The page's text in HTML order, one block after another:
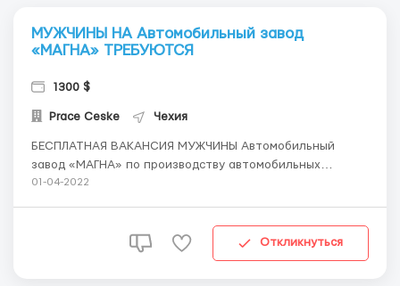
МУЖЧИНЫ НА Автомобильный завод
«МАГНА» ТРЕБУЮТСЯ
1300 $
Prace Ceske Чехия
БЕСПЛАТНАЯ ВАКАНСИЯ МУЖЧИНЫ Автомобильный
завод «МАГНА» по производству автомобильных
сидений требуются МУЖЧИНЫ до 50 лет город Хомутов
часов,есть переработки,жилье платно 4000 крон...
01-04-2022
Откликнуться